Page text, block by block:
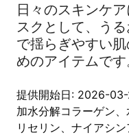
日々のスキンケ
スクとして、う
で揺らぎやすい
めのアイテムです
提供開始日: 2026-
加水分解コラーゲン
リセリン、ナイアシ